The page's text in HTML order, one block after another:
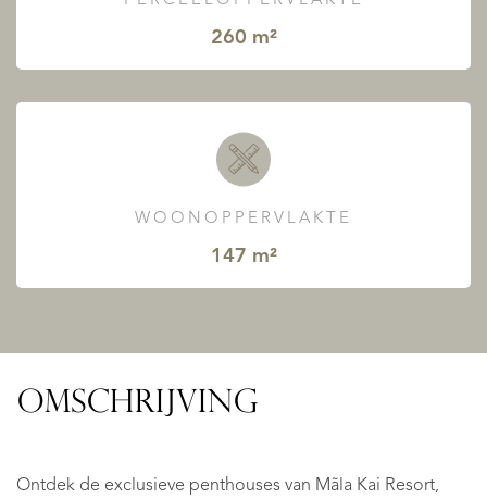
260 m²
WOONOPPERVLAKTE
147 m²
OMSCHRIJVING
Ontdek de exclusieve penthouses van Mãla Kai Resort,